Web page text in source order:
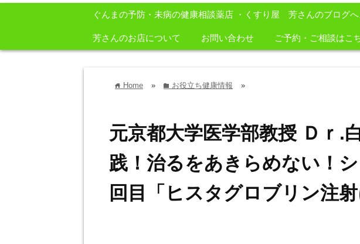
ぐんまの予防・未病の健康相談薬店 ・くすり屋 芳さんのブログ
芳さんのお店について お問い合わせ ご予約・ご相談はこ
home Home » folder お役立ち健康情報 »
元京都大学医学部教授 Ｄｒ.
践！治るをあきらめない！
回目「ヒスタグロブリン注射